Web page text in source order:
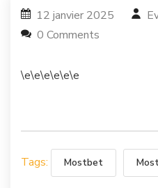
12 janvier 2025
0 Comments
\e\e\e\e\e\e
Tags: Mostbet